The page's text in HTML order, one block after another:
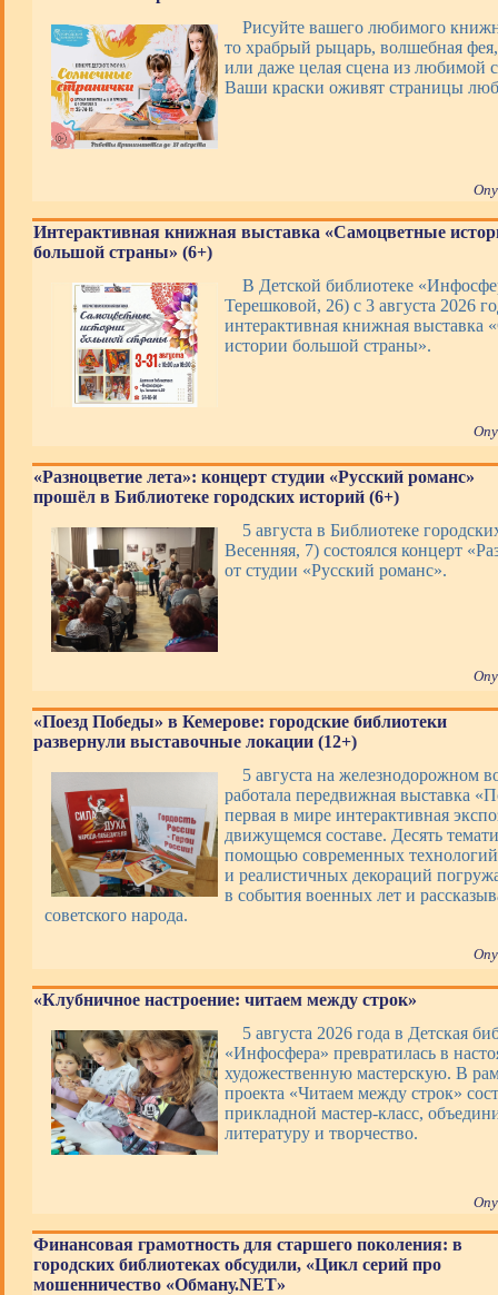
Рисуйте вашего любимого
то храбрый рыцарь, волшебная
или даже целая сцена из любимой
Ваши краски оживят страницы
Интерактивная книжная выставка «Самоцветные
большой страны» (6+)
В Детской библиотеке
Терешковой, 26) с 3 августа 2026
интерактивная книжная выставка
истории большой страны».
«Разноцветие лета»: концерт студии «Русский романс»
прошёл в Библиотеке городских историй (6+)
5 августа в Библиотеке
Весенняя, 7) состоялся концерт
от студии «Русский романс».
«Поезд Победы» в Кемерове: городские библиотеки
развернули выставочные локации (12+)
5 августа на железнодорожном
работала передвижная выставка
первая в мире интерактивная
движущемся составе. Десять
помощью современных
и реалистичных декораций
в события военных лет и
советского народа.
«Клубничное настроение: читаем между строк»
5 августа 2026 года в Детская
«Инфосфера» превратилась в
художественную мастерскую. В
проекта «Читаем между строк»
прикладной мастер-класс,
литературу и творчество.
Финансовая грамотность для старшего поколения: в
городских библиотеках обсудили, «Цикл серий про
мошенничество «Обману.NET»